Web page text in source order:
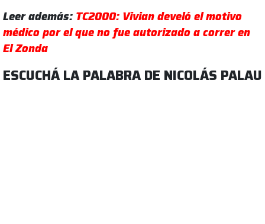
Leer además: TC2000: Vivian develó el motivo
médico por el que no fue autorizado a correr en
El Zonda
ESCUCHÁ LA PALABRA DE NICOLÁS PALAU